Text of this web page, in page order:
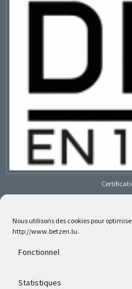
Nous utilisons des cookies pour
http://www.betzen.lu.
Fonctionnel
Statistiques
Follow us on social media